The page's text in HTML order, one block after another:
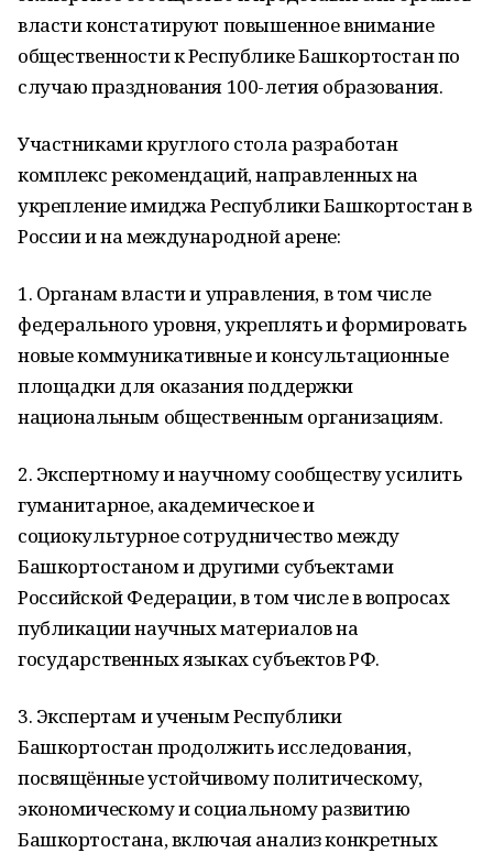
власти констатируют повышенное внимание
общественности к Республике Башкортостан по
случаю празднования 100-летия образования.
Участниками круглого стола разработан
комплекс рекомендаций, направленных на
укрепление имиджа Республики Башкортостан в
России и на международной арене:
1. Органам власти и управления, в том числе
федерального уровня, укреплять и формировать
новые коммуникативные и консультационные
площадки для оказания поддержки
национальным общественным организациям.
2. Экспертному и научному сообществу усилить
гуманитарное, академическое и
социокультурное сотрудничество между
Башкортостаном и другими субъектами
Российской Федерации, в том числе в вопросах
публикации научных материалов на
государственных языках субъектов РФ.
3. Экспертам и ученым Республики
Башкортостан продолжить исследования,
посвящённые устойчивому политическому,
экономическому и социальному развитию
Башкортостана, включая анализ конкретных